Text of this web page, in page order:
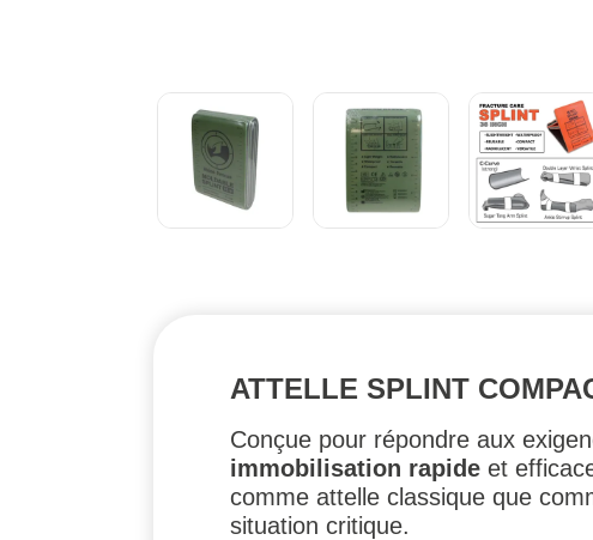
ATTELLE SPLINT
Conçue pour répondre aux
immobilisation rapide et
comme attelle classique que
situation critique.